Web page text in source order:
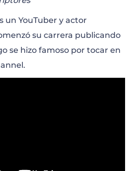
un YouTuber y actor
su carrera publicando
se hizo famoso por tocar en